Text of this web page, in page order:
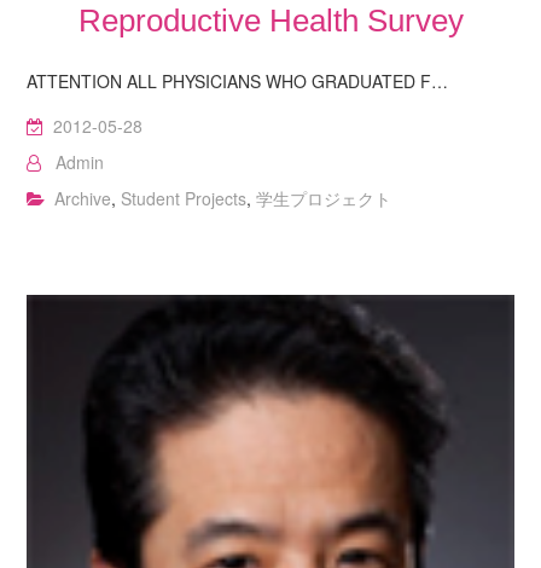
Reproductive Health Survey
ATTENTION ALL PHYSICIANS WHO GRADUATED F…
2012-05-28
Admin
Archive, Student Projects,学生プロジェクト